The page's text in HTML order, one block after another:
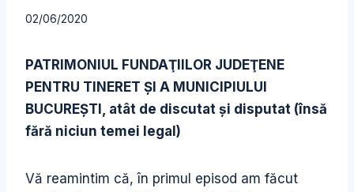
02/06/2020
PATRIMONIUL FUNDAŢIILOR JUDEŢENE
PENTRU TINERET ŞI A MUNICIPIULUI
BUCUREŞTI, atât de discutat şi disputat (însă
fără niciun temei legal)
Vă reamintim că, în primul episod am făcut